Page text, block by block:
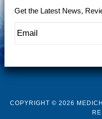
Get the Latest News,
COPYRIGHT © 2026